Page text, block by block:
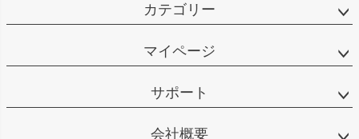
カテゴリー
マイページ
サポート
会社概要